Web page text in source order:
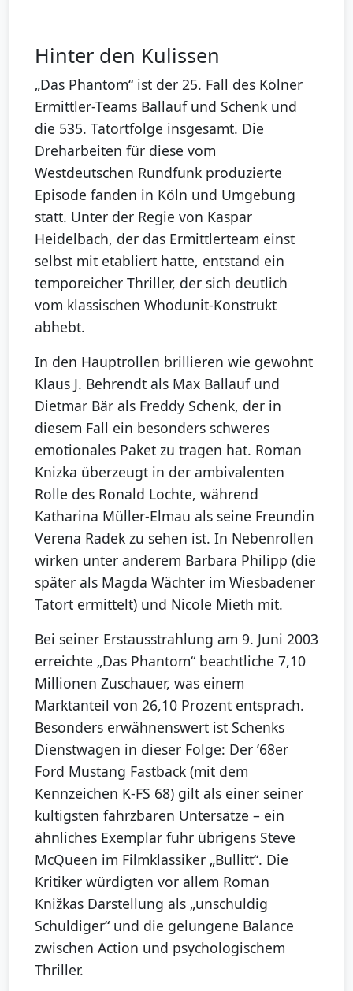
Hinter den Kulissen
„Das Phantom“ ist der 25. Fall des Kölner
Ermittler-Teams Ballauf und Schenk und
die 535. Tatortfolge insgesamt. Die
Dreharbeiten für diese vom
Westdeutschen Rundfunk produzierte
Episode fanden in Köln und Umgebung
statt. Unter der Regie von Kaspar
Heidelbach, der das Ermittlerteam einst
selbst mit etabliert hatte, entstand ein
temporeicher Thriller, der sich deutlich
vom klassischen Whodunit-Konstrukt
abhebt.
In den Hauptrollen brillieren wie gewohnt
Klaus J. Behrendt als Max Ballauf und
Dietmar Bär als Freddy Schenk, der in
diesem Fall ein besonders schweres
emotionales Paket zu tragen hat. Roman
Knizka überzeugt in der ambivalenten
Rolle des Ronald Lochte, während
Katharina Müller-Elmau als seine Freundin
Verena Radek zu sehen ist. In Nebenrollen
wirken unter anderem Barbara Philipp (die
später als Magda Wächter im Wiesbadener
Tatort ermittelt) und Nicole Mieth mit.
Bei seiner Erstausstrahlung am 9. Juni 2003
erreichte „Das Phantom“ beachtliche 7,10
Millionen Zuschauer, was einem
Marktanteil von 26,10 Prozent entsprach.
Besonders erwähnenswert ist Schenks
Dienstwagen in dieser Folge: Der ’68er
Ford Mustang Fastback (mit dem
Kennzeichen K-FS 68) gilt als einer seiner
kultigsten fahrzbaren Untersätze – ein
ähnliches Exemplar fuhr übrigens Steve
McQueen im Filmklassiker „Bullitt“. Die
Kritiker würdigten vor allem Roman
Knižkas Darstellung als „unschuldig
Schuldiger“ und die gelungene Balance
zwischen Action und psychologischem
Thriller.